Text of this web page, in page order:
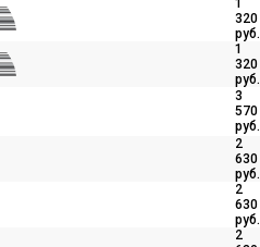
1
320
руб.
1
320
руб.
3
570
руб.
2
630
руб.
2
630
руб.
2